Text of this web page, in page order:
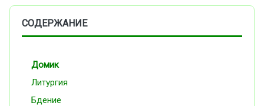
СОДЕРЖАНИЕ
Домик
Литургия
Бдение